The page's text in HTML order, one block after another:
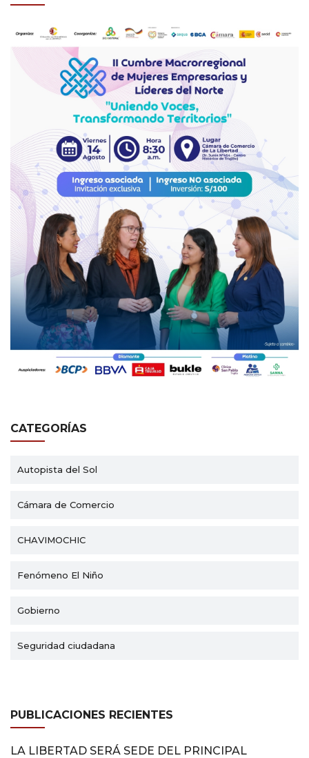
CATEGORÍAS
Autopista del Sol
Cámara de Comercio
CHAVIMOCHIC
Fenómeno El Niño
Gobierno
Seguridad ciudadana
PUBLICACIONES RECIENTES
LA LIBERTAD SERÁ SEDE DEL PRINCIPAL